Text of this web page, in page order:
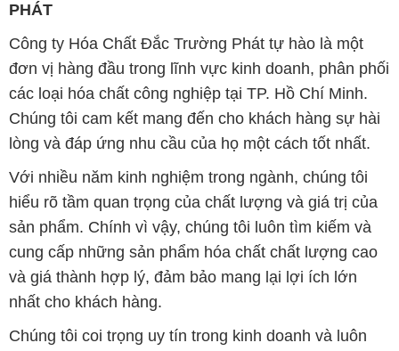
PHÁT
Công ty Hóa Chất Đắc Trường Phát tự hào là một
đơn vị hàng đầu trong lĩnh vực kinh doanh, phân phối
các loại hóa chất công nghiệp tại TP. Hồ Chí Minh.
Chúng tôi cam kết mang đến cho khách hàng sự hài
lòng và đáp ứng nhu cầu của họ một cách tốt nhất.
Với nhiều năm kinh nghiệm trong ngành, chúng tôi
hiểu rõ tầm quan trọng của chất lượng và giá trị của
sản phẩm. Chính vì vậy, chúng tôi luôn tìm kiếm và
cung cấp những sản phẩm hóa chất chất lượng cao
và giá thành hợp lý, đảm bảo mang lại lợi ích lớn
nhất cho khách hàng.
Chúng tôi coi trọng uy tín trong kinh doanh và luôn